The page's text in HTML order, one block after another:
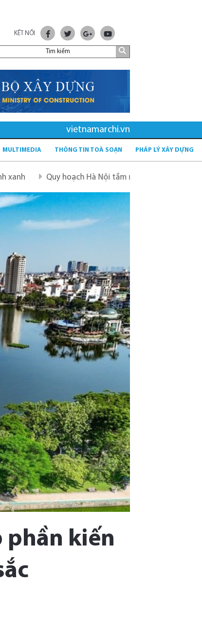
KẾT NỐI
vietnamarchi.vn
MULTIMEDIA THÔNG TIN TOÀ SOẠN PHÁP LÝ XÂY DỰNG
hoạch Hà Nội tầm nhìn 100 năm
phần kiến